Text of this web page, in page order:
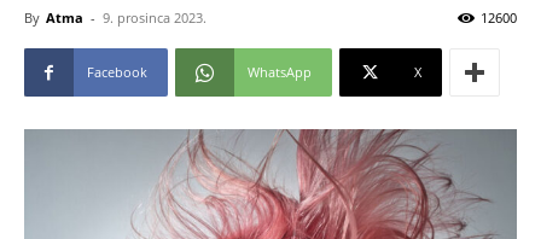
By Atma - 9. prosinca 2023. 12600
Facebook WhatsApp X